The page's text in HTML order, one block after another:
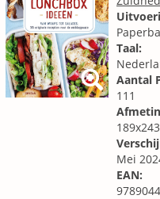
Taal:
Aantal
111
Mei
EAN: